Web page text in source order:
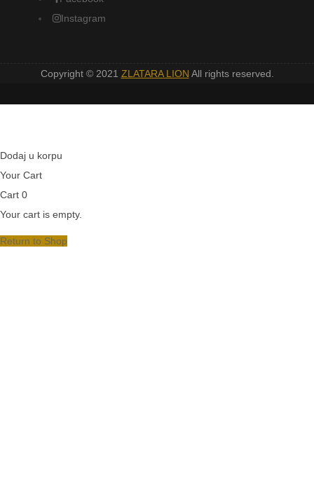
Instagram
Copyright © 2021 ZLATARA LION All rights reserved.
Dodaj u korpu
Your Cart
Cart 0
Your cart is empty.
Return to Shop